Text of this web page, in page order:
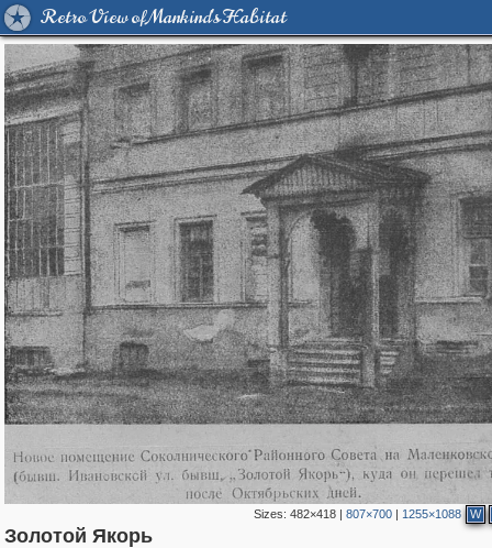
Retro View of Mankind's Habitat
Sizes: 482×418| 807×700| 1255×1088 W
Золотой Якорь
1,406,506
319,780 8,286